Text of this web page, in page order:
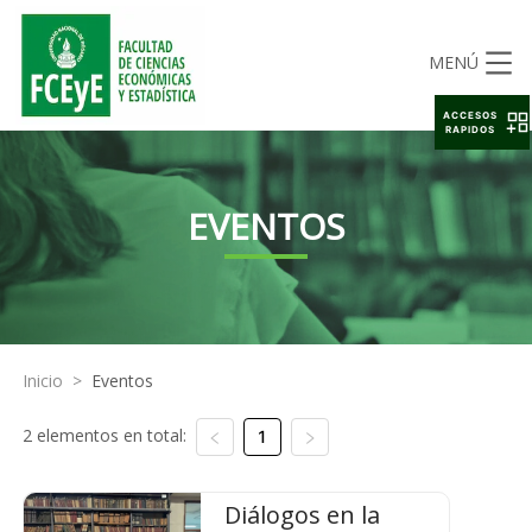
MENÚ
EVENTOS
Inicio > Eventos
2 elementos en total: 1
Diálogos en la
ACCESOS
RAPIDOS